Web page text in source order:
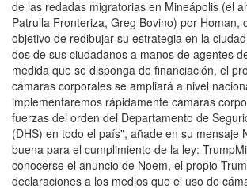
de las redadas migratorias en Mineápolis (el
Patrulla Fronteriza, Greg Bovino) por Homan,
objetivo de redibujar su estrategia en la
dos de sus ciudadanos a manos de agentes
medida que se disponga de financiación, el
cámaras corporales se ampliará a nivel
implementaremos rápidamente cámaras
fuerzas del orden del Departamento de
(DHS) en todo el país", añade en su mensaje
buena para el cumplimiento de la ley:
conocerse el anuncio de Noem, el propio
declaraciones a los medios que el uso de